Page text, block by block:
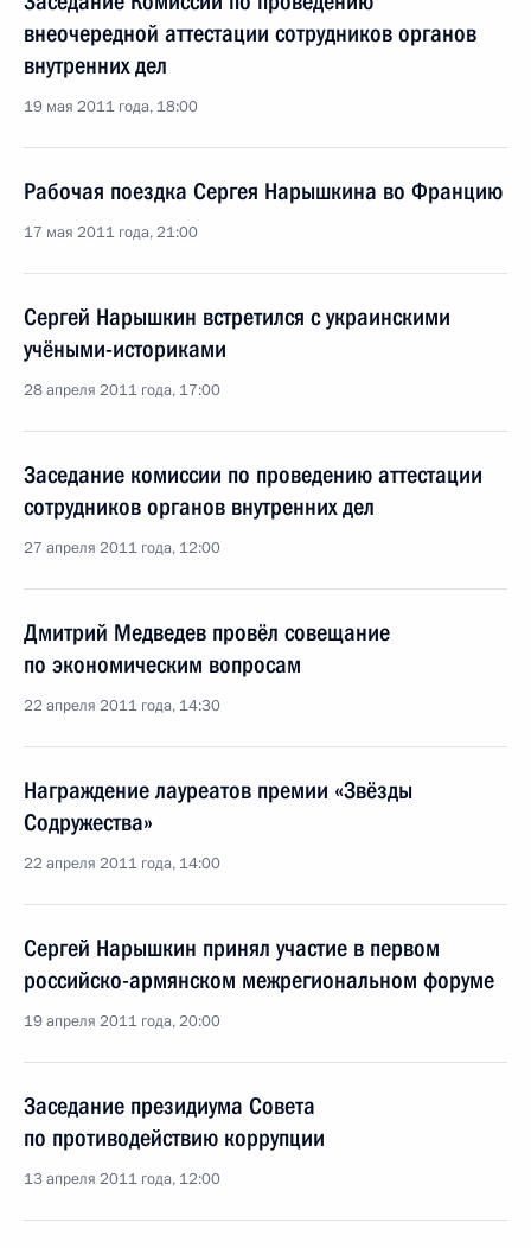
внеочередной аттестации сотрудников органов
внутренних дел
19 мая 2011 года, 18:00
Рабочая поездка Сергея Нарышкина во Францию
17 мая 2011 года, 21:00
Сергей Нарышкин встретился с украинскими
учёными-историками
28 апреля 2011 года, 17:00
Заседание комиссии по проведению аттестации
сотрудников органов внутренних дел
27 апреля 2011 года, 12:00
Дмитрий Медведев провёл совещание
по экономическим вопросам
22 апреля 2011 года, 14:30
Награждение лауреатов премии «Звёзды
Содружества»
22 апреля 2011 года, 14:00
Сергей Нарышкин принял участие в первом
российско-армянском межрегиональном форуме
19 апреля 2011 года, 20:00
Заседание президиума Совета
по противодействию коррупции
13 апреля 2011 года, 12:00